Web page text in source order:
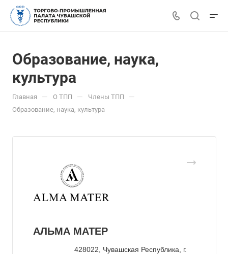
Образование, наука,
культура
Главная — О ТПП — Члены ТПП —
Образование, наука, культура
АЛЬМА МАТЕР
428022, Чувашская Республика, г.